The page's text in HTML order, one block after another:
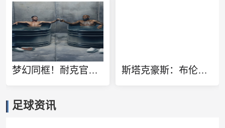
梦幻同框！耐克官方晒詹姆斯C罗同泡冰水浴广告：定义伟大 斯塔克豪斯：布伦森13岁就很特别 那时他就会侧步创造空间
足球资讯